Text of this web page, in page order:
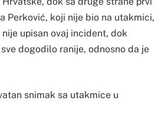
Perković, koji nije bio na utakmici,
upisan ovaj incident, dok
dogodilo ranije, odnosno da je
snimak sa utakmice u